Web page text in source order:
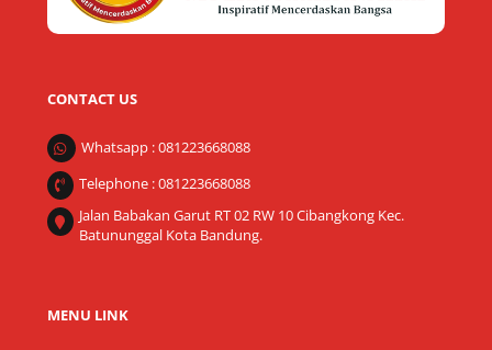
CONTACT US
Whatsapp : 081223668088
Telephone : 081223668088
Jalan Babakan Garut RT 02 RW 10 Cibangkong Kec.
Batununggal Kota Bandung.
MENU LINK